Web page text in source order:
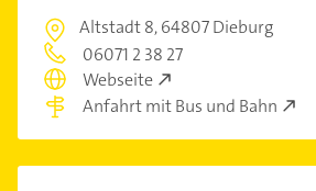
Altstadt 8,64807 Dieburg
06071 2 38 27
Webseite
Anfahrt mit Bus und Bahn